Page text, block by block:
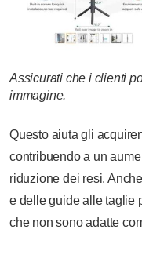
Assicurati che i clienti
immagine.
Questo aiuta gli
contribuendo a un
riduzione dei resi.
e delle guide alle taglie
che non sono adatte